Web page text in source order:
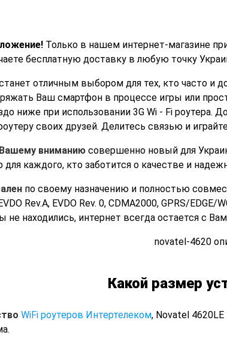
Только в нашем интернет-магазине
бесплатную доставку в любую точку
отличным выбором для тех, кто часто и
Ваш смартфон в процессе игры или
ниже при использовании 3G Wi - Fi
своих друзей. Делитесь связью и
вниманиюсовершенно новый для
каждого, кто заботится о качестве и
по своему назначению и полностью
Rev.A, EVDO Rev. 0, CDMA2000, GPRS/
не находились, интернет всегда остается с
Какой размер
WiFi роутеров Интертелеком, Novatel